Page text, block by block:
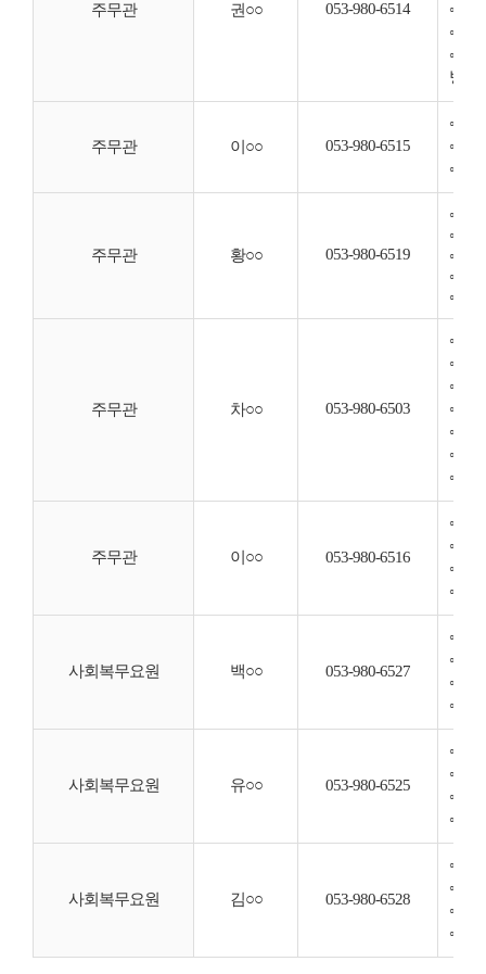
주무관 권○○ 053-980-6514
◦ 보
◦ 진
◦ 지
방문
주무관 이○○ 053-980-6515
◦ 관
◦ 사
◦ 일
주무관 황○○ 053-980-6519
◦ 직
◦ 직
◦ 응
◦ 식
◦ 방
주무관 차○○ 053-980-6503
◦ 기
◦ 부
◦ 문
◦ 정
◦ 주
◦ 일
◦ 기
주무관 이○○ 053-980-6516
◦ 관
◦ 도
◦ 도
◦ 느
사회복무요원 백○○ 053-980-6527
◦ 사
◦ 행
◦ 도
◦ 도
사회복무요원 유○○ 053-980-6525
◦ 사
◦ 행
◦ 도
◦ 도
사회복무요원 김○○ 053-980-6528
◦ 사
◦ 행
◦ 도
◦ 도